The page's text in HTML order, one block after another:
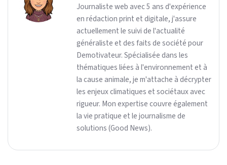
Journaliste web avec 5 ans d'expérience
en rédaction print et digitale, j'assure
actuellement le suivi de l'actualité
généraliste et des faits de société pour
Demotivateur. Spécialisée dans les
thématiques liées à l'environnement et à
la cause animale, je m'attache à décrypter
les enjeux climatiques et sociétaux avec
rigueur. Mon expertise couvre également
la vie pratique et le journalisme de
solutions (Good News).